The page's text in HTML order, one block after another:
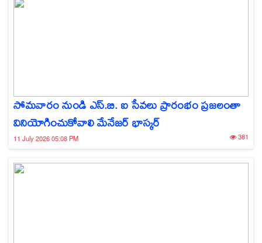
సోమవారం నుండి ఎస్.బి. ఐ సేవలు ప్రారంభం ప్రజలంతా
వినియోగించుకోవాలి మేనేజర్ భాస్కర్
11 July 2026 05:08 PM 381